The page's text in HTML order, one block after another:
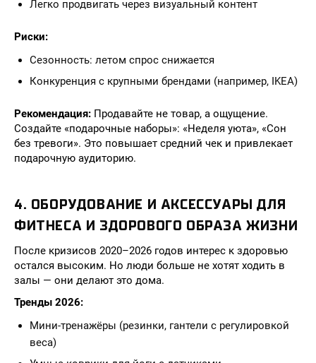
Легко продвигать через визуальный контент
Риски:
Сезонность: летом спрос снижается
Конкуренция с крупными брендами (например, IKEA)
Рекомендация: Продавайте не товар, а ощущение.
Создайте «подарочные наборы»: «Неделя уюта», «Сон
без тревоги». Это повышает средний чек и привлекает
подарочную аудиторию.
4. ОБОРУДОВАНИЕ И АКСЕССУАРЫ ДЛЯ
ФИТНЕСА И ЗДОРОВОГО ОБРАЗА ЖИЗНИ
После кризисов 2020–2026 годов интерес к здоровью
остался высоким. Но люди больше не хотят ходить в
залы — они делают это дома.
Тренды 2026:
Мини-тренажёры (резинки, гантели с регулировкой
веса)